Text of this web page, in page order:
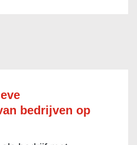
bedrijven op